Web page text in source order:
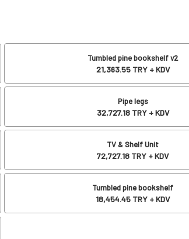
Tumbled pine bookshelf v2
21,363.55TRY + KDV
Pipe legs
32,727.18TRY + KDV
TV & Shelf Unit
72,727.18 TRY + KDV
Tumbled pine bookshelf
18,454.45 TRY + KDV